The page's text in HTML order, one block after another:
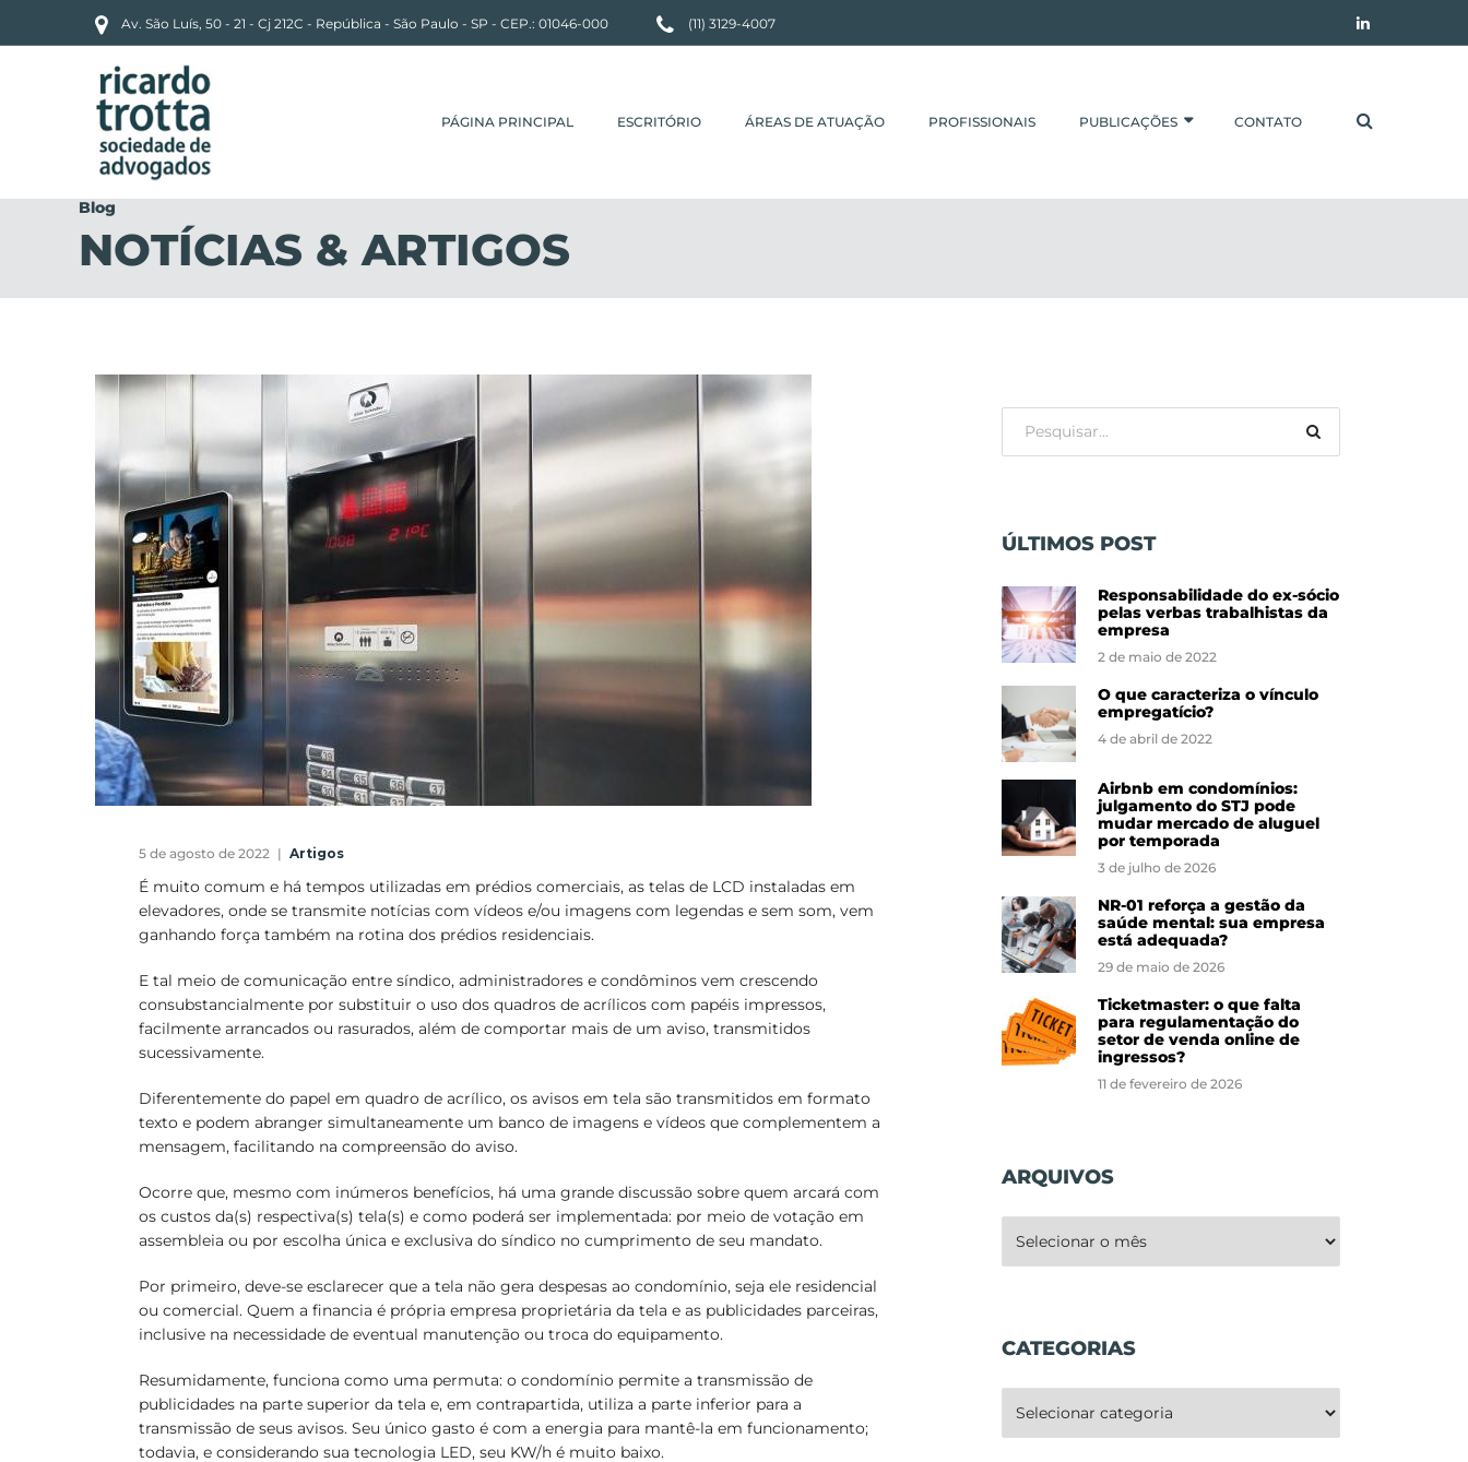
Av. São Luís, 50 - 21 - Cj 212C - República - São Paulo - SP - CEP.: 01046-000 (11) 3129-4007
PÁGINA PRINCIPAL ESCRITÓRIO ÁREAS DE ATUAÇÃO PROFISSIONAIS PUBLICAÇÕES CONTATO
Blog
NOTÍCIAS & ARTIGOS
5 de agosto de 2022 Artigos
É muito comum e há tempos utilizadas em prédios comerciais, as telas de LCD instaladas em
elevadores, onde se transmite notícias com vídeos e/ou imagens com legendas e sem som, vem
ganhando força também na rotina dos prédios residenciais.
E tal meio de comunicação entre síndico, administradores e condôminos vem crescendo
consubstancialmente por substituir o uso dos quadros de acrílicos com papéis impressos,
facilmente arrancados ou rasurados, além de comportar mais de um aviso, transmitidos
sucessivamente.
Diferentemente do papel em quadro de acrílico, os avisos em tela são transmitidos em formato
texto e podem abranger simultaneamente um banco de imagens e vídeos que complementem a
mensagem, facilitando na compreensão do aviso.
Ocorre que, mesmo com inúmeros benefícios, há uma grande discussão sobre quem arcará com
os custos da(s) respectiva(s) tela(s) e como poderá ser implementada: por meio de votação em
assembleia ou por escolha única e exclusiva do síndico no cumprimento de seu mandato.
Por primeiro, deve-se esclarecer que a tela não gera despesas ao condomínio, seja ele residencial
ou comercial. Quem a financia é própria empresa proprietária da tela e as publicidades parceiras,
inclusive na necessidade de eventual manutenção ou troca do equipamento.
Resumidamente, funciona como uma permuta: o condomínio permite a transmissão de
publicidades na parte superior da tela e, em contrapartida, utiliza a parte inferior para a
transmissão de seus avisos. Seu único gasto é com a energia para mantê-la em funcionamento;
todavia, e considerando sua tecnologia LED, seu KW/h é muito baixo.
ÚLTIMOS POST
Responsabilidade do ex-sócio
pelas verbas trabalhistas da
empresa
2 de maio de 2022
O que caracteriza o vínculo
empregatício?
4 de abril de 2022
Airbnb em condomínios:
julgamento do STJ pode
mudar mercado de aluguel
por temporada
3 de julho de 2026
NR-01 reforça a gestão da
saúde mental: sua empresa
está adequada?
29 de maio de 2026
Ticketmaster: o que falta
para regulamentação do
setor de venda online de
ingressos?
11 de fevereiro de 2026
ARQUIVOS
CATEGORIAS